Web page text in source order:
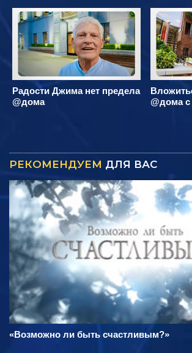
Радости Джима нет предела
@дома
@дома
РЕКОМЕНДУЕМ ДЛЯ ВАС
«Возможно ли быть счастливым?»